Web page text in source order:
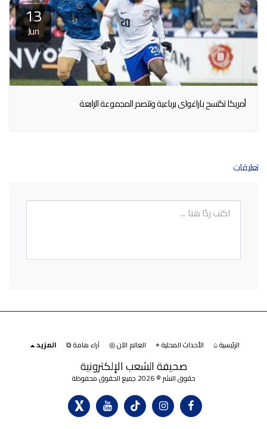
13
Jun
أمريكا تكتسح باراغواي برباعية وتتصدر المجموعة الرابعة
تعليقات
صحيفة الشعب الإلكترونية
حقوق النشر © 2026 جميع الحقوق محفوظة
الرئيسية ⌂ الأحداث المحلية ⌖ العالم الآن ◎ آراء هامة ⧉ المزيد